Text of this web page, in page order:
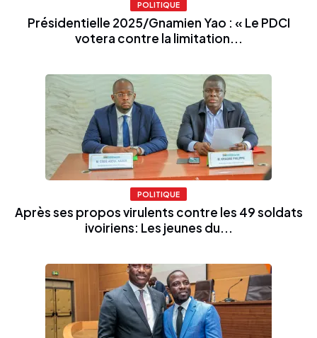
POLITIQUE
Présidentielle 2025/Gnamien Yao : « Le PDCI
votera contre la limitation...
POLITIQUE
Après ses propos virulents contre les 49 soldats
ivoiriens: Les jeunes du...